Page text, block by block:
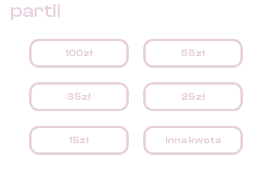
partii
100zł 55zł
35zł 25zł
15zł Inna kwota